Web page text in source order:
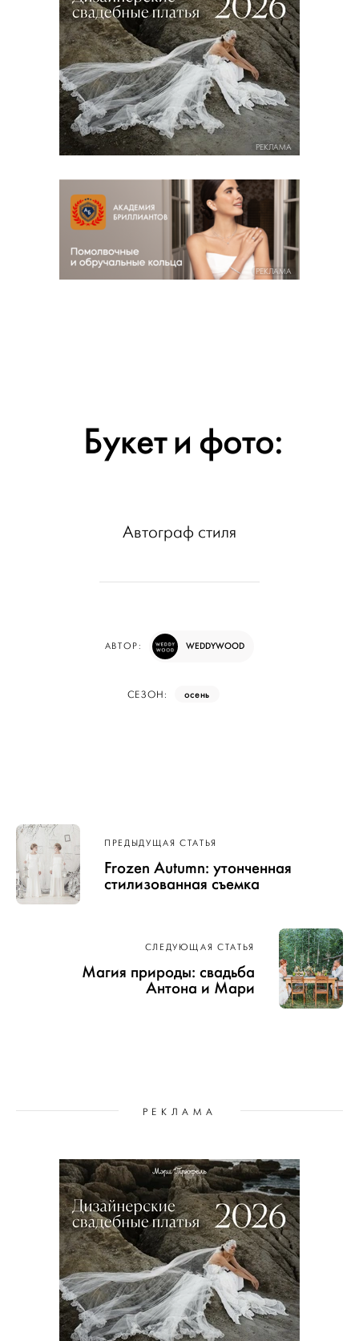
РЕКЛАМА
РЕКЛАМА
Букет и фото:
Автограф стиля
АВТОР: WEDDYWOOD
СЕЗОН: осень
Навигация
по записям
ПРЕДЫДУЩАЯ СТАТЬЯ
Frozen Autumn: утонченная
стилизованная съемка
СЛЕДУЮЩАЯ СТАТЬЯ
Магия природы: свадьба
Антона и Мари
РЕКЛАМА